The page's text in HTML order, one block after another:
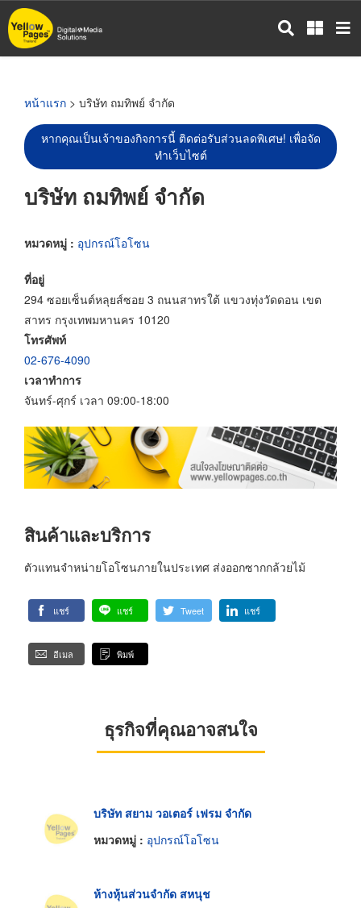
ข้าม
ไป
หน้าแรก > บริษัท ถมทิพย์ จำกัด
หากคุณเป็นเจ้าของกิจการนี้ ติดต่อรับส่วนลดพิเศษ! เพื่อจัด
ทำเว็บไซต์
บริษัท ถมทิพย์ จำกัด
หมวดหมู่ : อุปกรณ์โอโซน
ที่อยู่
294 ซอยเซ็นต์หลุยส์ซอย 3 ถนนสาทรใต้ แขวงทุ่งวัดดอน เขต
สาทร กรุงเทพมหานคร 10120
โทรศัพท์
02-676-4090
เวลาทำการ
จันทร์-ศุกร์ เวลา 09:00-18:00
สินค้าและบริการ
ตัวแทนจำหน่ายโอโซนภายในประเทศ ส่งออกซากกล้วยไม้
แชร์ แชร์ Tweet แชร์
อีเมล พิมพ์
ธุรกิจที่คุณอาจสนใจ
บริษัท สยาม วอเตอร์ เฟรม จำกัด
หมวดหมู่ : อุปกรณ์โอโซน
ห้างหุ้นส่วนจำกัด สหนุช